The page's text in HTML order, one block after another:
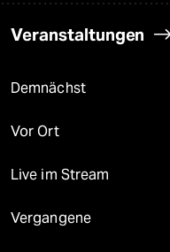
Veranstaltungen
Demnächst
Vor Ort
Live im Stream
Vergangene